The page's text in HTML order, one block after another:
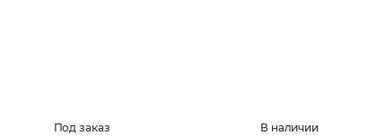
Под заказ В наличии